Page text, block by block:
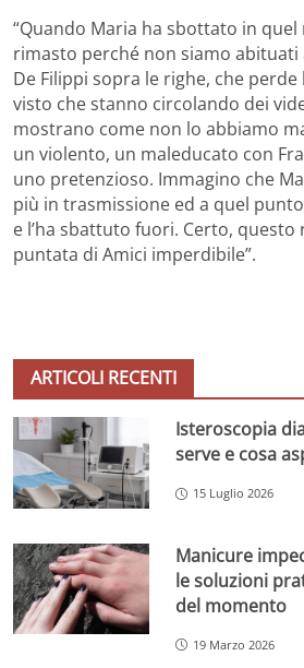
“Quando Maria ha sbottato in
rimasto perché non siamo abituati
De Filippi sopra le righe, che
visto che stanno circolando dei
mostrano come non lo abbiamo
un violento, un maleducato con
uno pretenzioso. Immagino che
più in trasmissione ed a quel
e l’ha sbattuto fuori. Certo,
puntata di Amici imperdibile”.
ARTICOLI RECENTI
Isteroscopia
serve e cosa
15 Luglio 2026
Manicure
le soluzioni
del momento
19 Marzo 2026